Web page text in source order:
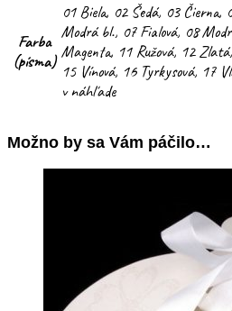
Farba
(písma)
01 Biela, 02 Šedá, 03 Čierna,
Modrá bl., 07 Fialová, 08
Magenta, 11 Ružová, 12
15 Vínová, 16 Tyrkysová, 17
v náhľade
Možno by sa Vám páčilo…